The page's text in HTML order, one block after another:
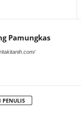
Pamungkas
PENULIS